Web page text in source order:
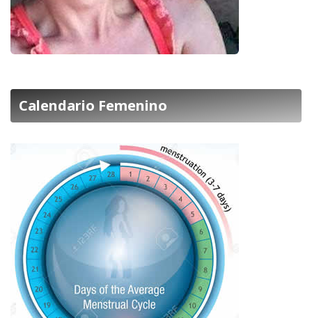
Calendario Femenino